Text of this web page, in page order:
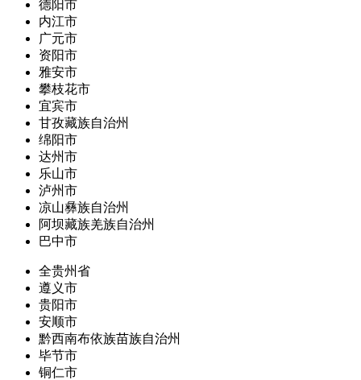
德阳市
内江市
广元市
资阳市
雅安市
攀枝花市
宜宾市
甘孜藏族自治州
绵阳市
达州市
乐山市
泸州市
凉山彝族自治州
阿坝藏族羌族自治州
巴中市
全贵州省
遵义市
贵阳市
安顺市
黔西南布依族苗族自治州
毕节市
铜仁市